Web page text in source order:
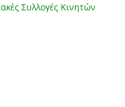
Συλλογές Κινητών